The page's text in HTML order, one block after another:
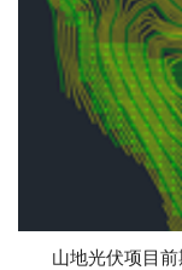
山地光伏项目前